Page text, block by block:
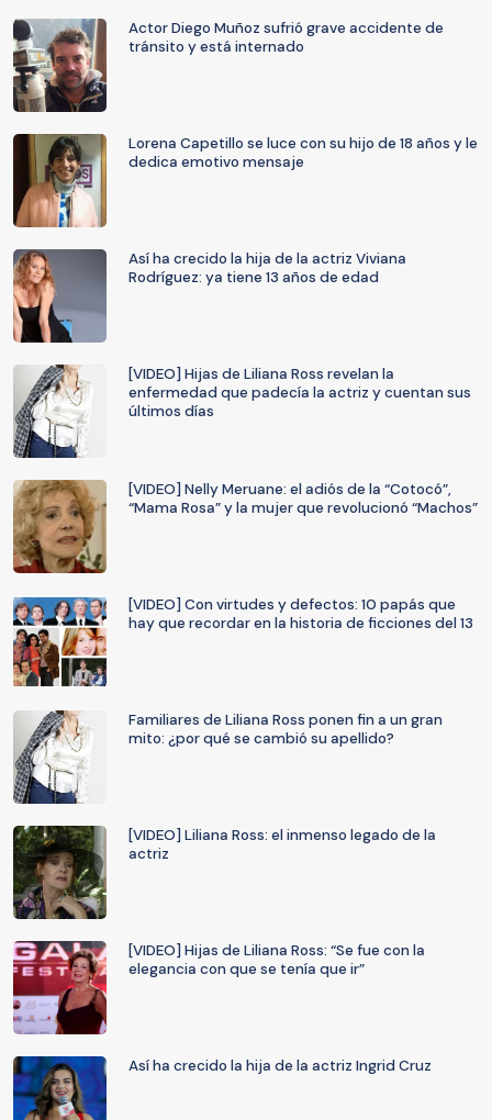
Actor Diego Muñoz sufrió grave accidente de
tránsito y está internado
Lorena Capetillo se luce con su hijo de 18 años y le
dedica emotivo mensaje
Así ha crecido la hija de la actriz Viviana
Rodríguez: ya tiene 13 años de edad
[VIDEO] Hijas de Liliana Ross revelan la
enfermedad que padecía la actriz y cuentan sus
últimos días
[VIDEO] Nelly Meruane: el adiós de la “Cotocó”,
“Mama Rosa” y la mujer que revolucionó “Machos”
[VIDEO] Con virtudes y defectos: 10 papás que
hay que recordar en la historia de ficciones del 13
Familiares de Liliana Ross ponen fin a un gran
mito: ¿por qué se cambió su apellido?
[VIDEO] Liliana Ross: el inmenso legado de la
actriz
[VIDEO] Hijas de Liliana Ross: “Se fue con la
elegancia con que se tenía que ir”
Así ha crecido la hija de la actriz Ingrid Cruz